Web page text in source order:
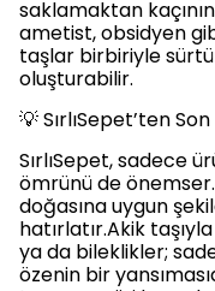
saklamaktan
ametist, obsidyen
taşlar birbiriyle
oluşturabilir.
💡 SırlıSepet’ten
SırlıSepet, sadece
ömrünü de
doğasına uygun
hatırlatır.Akik
ya da bileklikler;
özenin bir